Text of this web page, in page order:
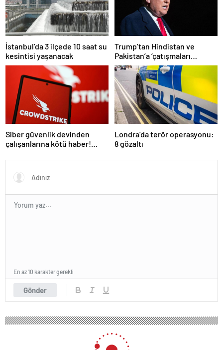
İstanbul’da 3 ilçede 10 saat su
kesintisi yaşanacak
Trump’tan Hindistan ve
Pakistan’a ‘çatışmaları
durdurun’ çağrısı
Siber güvenlik devinden
çalışanlarına kötü haber!
Londra’da terör operasyonu:
8 gözaltı
Gönder
En az 10 karakter gerekli